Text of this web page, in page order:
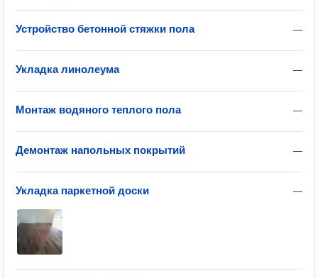
—
Устройство бетонной стяжки пола
—
Укладка линолеума
—
Монтаж водяного теплого пола
—
Демонтаж напольных покрытий
—
Укладка паркетной доски